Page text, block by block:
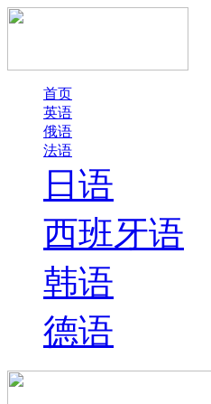
首页
英语
俄语
法语
日语
西班牙语
韩语
德语